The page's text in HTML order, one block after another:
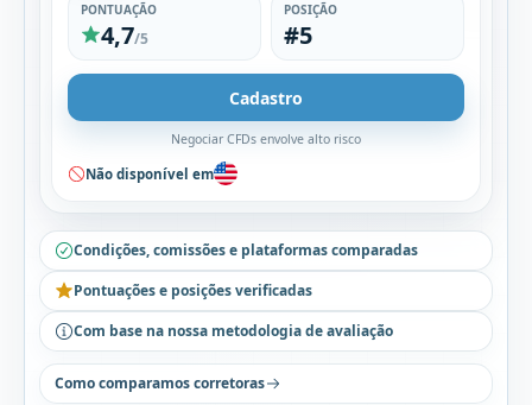
PONTUAÇÃO
4,7/5
POSIÇÃO
#5
Cadastro
Negociar CFDs envolve alto risco
Não disponível em
Condições, comissões e plataformas comparadas
Pontuações e posições verificadas
Com base na nossa metodologia de avaliação
Como comparamos corretoras